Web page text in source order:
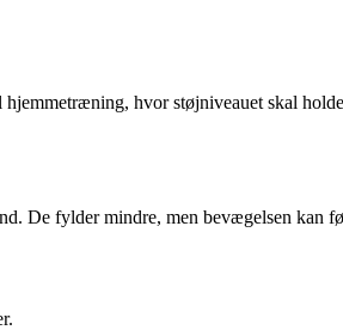
hvor støjniveauet skal
De fylder mindre, men bevægelsen kan